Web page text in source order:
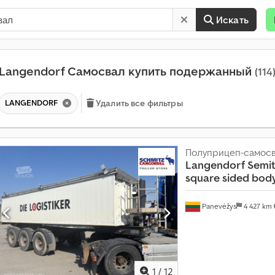
Искать
Langendorf Самосвал купить подержанный (114)
LANGENDORF Удалить все фильтры
1 / 12
Panevėžys 4 427 km
Полуприцеп-
Langendorf
square sided
П
р
о
а